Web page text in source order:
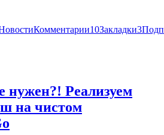
Комментарии10Закладки3
нужен?! Реализуем
на чистом